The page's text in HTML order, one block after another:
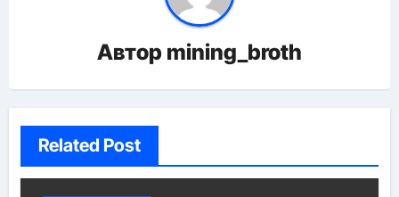
Автор mining_broth
Related Post